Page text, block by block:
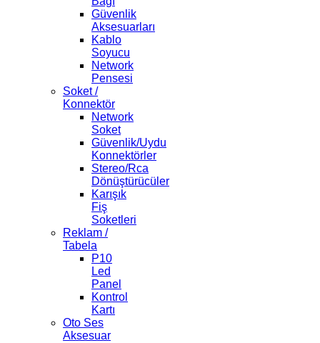
Güvenlik
Aksesuarları
Kablo
Soyucu
Network
Pensesi
Soket /
Konnektör
Network
Soket
Güvenlik/Uydu
Konnektörler
Stereo/Rca
Dönüştürücüler
Karışık
Fiş
Soketleri
Reklam /
Tabela
P10
Led
Panel
Kontrol
Kartı
Oto Ses
Aksesuar